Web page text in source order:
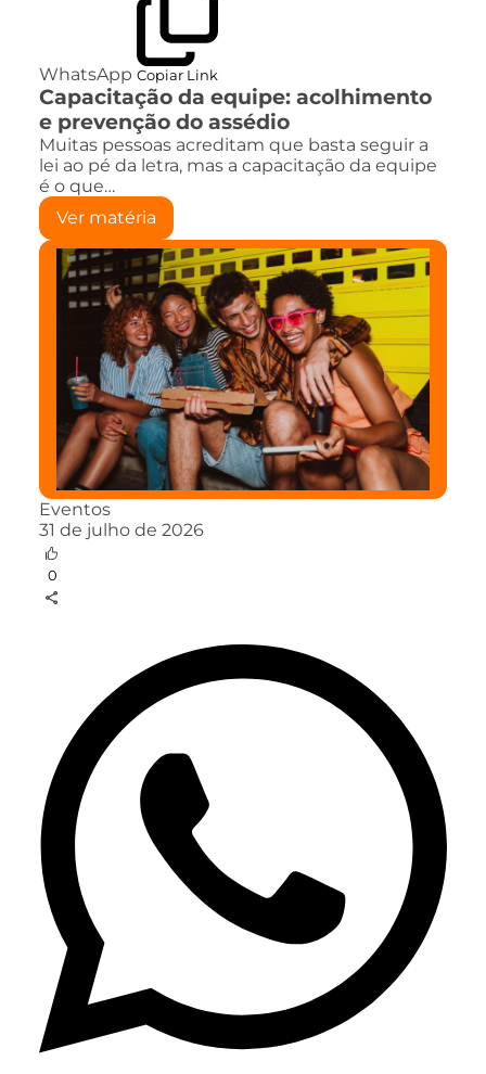
WhatsApp Copiar Link
Capacitação da equipe: acolhimento
e prevenção do assédio
Muitas pessoas acreditam que basta seguir a
lei ao pé da letra, mas a capacitação da equipe
é o que…
Ver matéria
Eventos
31 de julho de 2026
0